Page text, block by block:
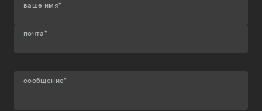
ваше имя*
почта*
сообщение*